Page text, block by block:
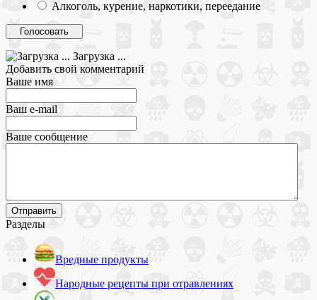
Алкоголь, курение, наркотики, переедание
Загрузка ...
Добавить свой комментарий
Ваше имя
Ваш e-mail
Ваше сообщение
Разделы
Вредные продукты
Народные рецепты при отравлениях